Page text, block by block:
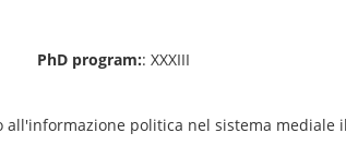
PhD program:: XXXIII
all'informazione politica nel sistema